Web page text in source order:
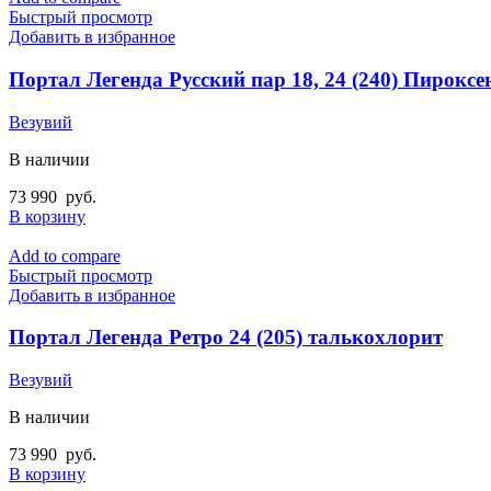
Быстрый просмотр
Добавить в избранное
Портал Легенда Русский пар 18, 24 (240)
Везувий
В наличии
73 990 руб.
В корзину
Add to compare
Быстрый просмотр
Добавить в избранное
Портал Легенда Ретро 24 (205) талькохлорит
Везувий
В наличии
73 990 руб.
В корзину